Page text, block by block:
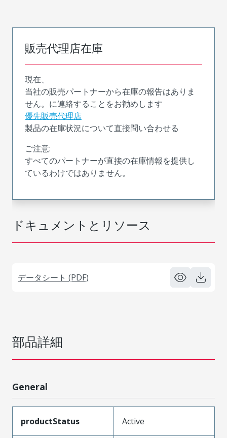
ドキュメントとリソース
データシート (PDF)
販売代理店在庫
現在、
当社の販売パートナーから在庫の報告はありま
せん。に連絡することをお勧めします
優先販売代理店
製品の在庫状況について直接問い合わせる
ご注意:
すべてのパートナーが直接の在庫情報を提供し
ているわけではありません。
部品詳細
General
productStatus Active